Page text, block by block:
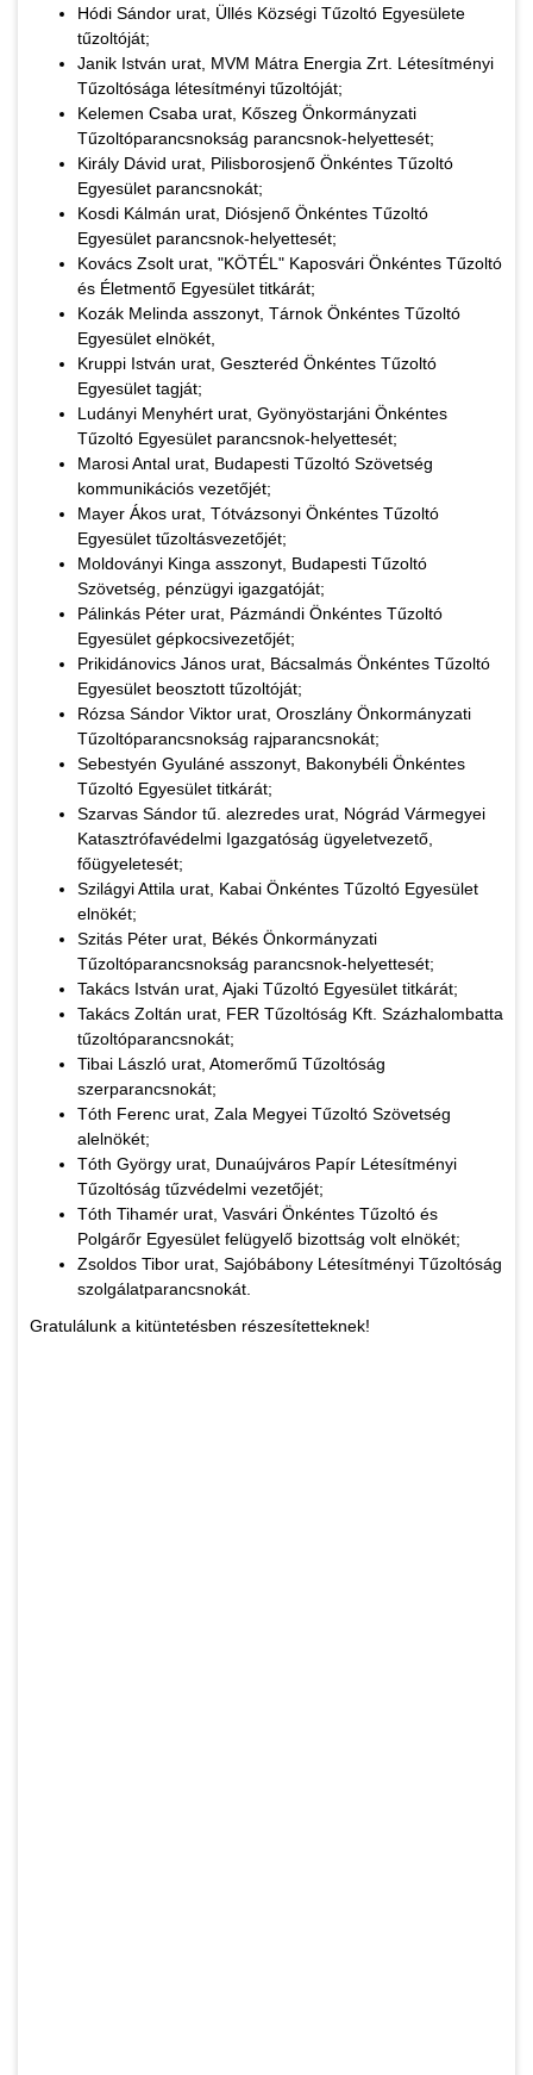
Hódi Sándor urat, Üllés Községi Tűzoltó Egyesülete
tűzoltóját;
Janik István urat, MVM Mátra Energia Zrt. Létesítményi
Tűzoltósága létesítményi tűzoltóját;
Kelemen Csaba urat, Kőszeg Önkormányzati
Tűzoltóparancsnokság parancsnok-helyettesét;
Király Dávid urat, Pilisborosjenő Önkéntes Tűzoltó
Egyesület parancsnokát;
Kosdi Kálmán urat, Diósjenő Önkéntes Tűzoltó
Egyesület parancsnok-helyettesét;
Kovács Zsolt urat, "KÖTÉL" Kaposvári Önkéntes Tűzoltó
és Életmentő Egyesület titkárát;
Kozák Melinda asszonyt, Tárnok Önkéntes Tűzoltó
Egyesület elnökét,
Kruppi István urat, Geszteréd Önkéntes Tűzoltó
Egyesület tagját;
Ludányi Menyhért urat, Gyönyöstarjáni Önkéntes
Tűzoltó Egyesület parancsnok-helyettesét;
Marosi Antal urat, Budapesti Tűzoltó Szövetség
kommunikációs vezetőjét;
Mayer Ákos urat, Tótvázsonyi Önkéntes Tűzoltó
Egyesület tűzoltásvezetőjét;
Moldoványi Kinga asszonyt, Budapesti Tűzoltó
Szövetség, pénzügyi igazgatóját;
Pálinkás Péter urat, Pázmándi Önkéntes Tűzoltó
Egyesület gépkocsivezetőjét;
Prikidánovics János urat, Bácsalmás Önkéntes Tűzoltó
Egyesület beosztott tűzoltóját;
Rózsa Sándor Viktor urat, Oroszlány Önkormányzati
Tűzoltóparancsnokság rajparancsnokát;
Sebestyén Gyuláné asszonyt, Bakonybéli Önkéntes
Tűzoltó Egyesület titkárát;
Szarvas Sándor tű. alezredes urat, Nógrád Vármegyei
Katasztrófavédelmi Igazgatóság ügyeletvezető,
főügyeletesét;
Szilágyi Attila urat, Kabai Önkéntes Tűzoltó Egyesület
elnökét;
Szitás Péter urat, Békés Önkormányzati
Tűzoltóparancsnokság parancsnok-helyettesét;
Takács István urat, Ajaki Tűzoltó Egyesület titkárát;
Takács Zoltán urat, FER Tűzoltóság Kft. Százhalombatta
tűzoltóparancsnokát;
Tibai László urat, Atomerőmű Tűzoltóság
szerparancsnokát;
Tóth Ferenc urat, Zala Megyei Tűzoltó Szövetség
alelnökét;
Tóth György urat, Dunaújváros Papír Létesítményi
Tűzoltóság tűzvédelmi vezetőjét;
Tóth Tihamér urat, Vasvári Önkéntes Tűzoltó és
Polgárőr Egyesület felügyelő bizottság volt elnökét;
Zsoldos Tibor urat, Sajóbábony Létesítményi Tűzoltóság
szolgálatparancsnokát.
Gratulálunk a kitüntetésben részesítetteknek!